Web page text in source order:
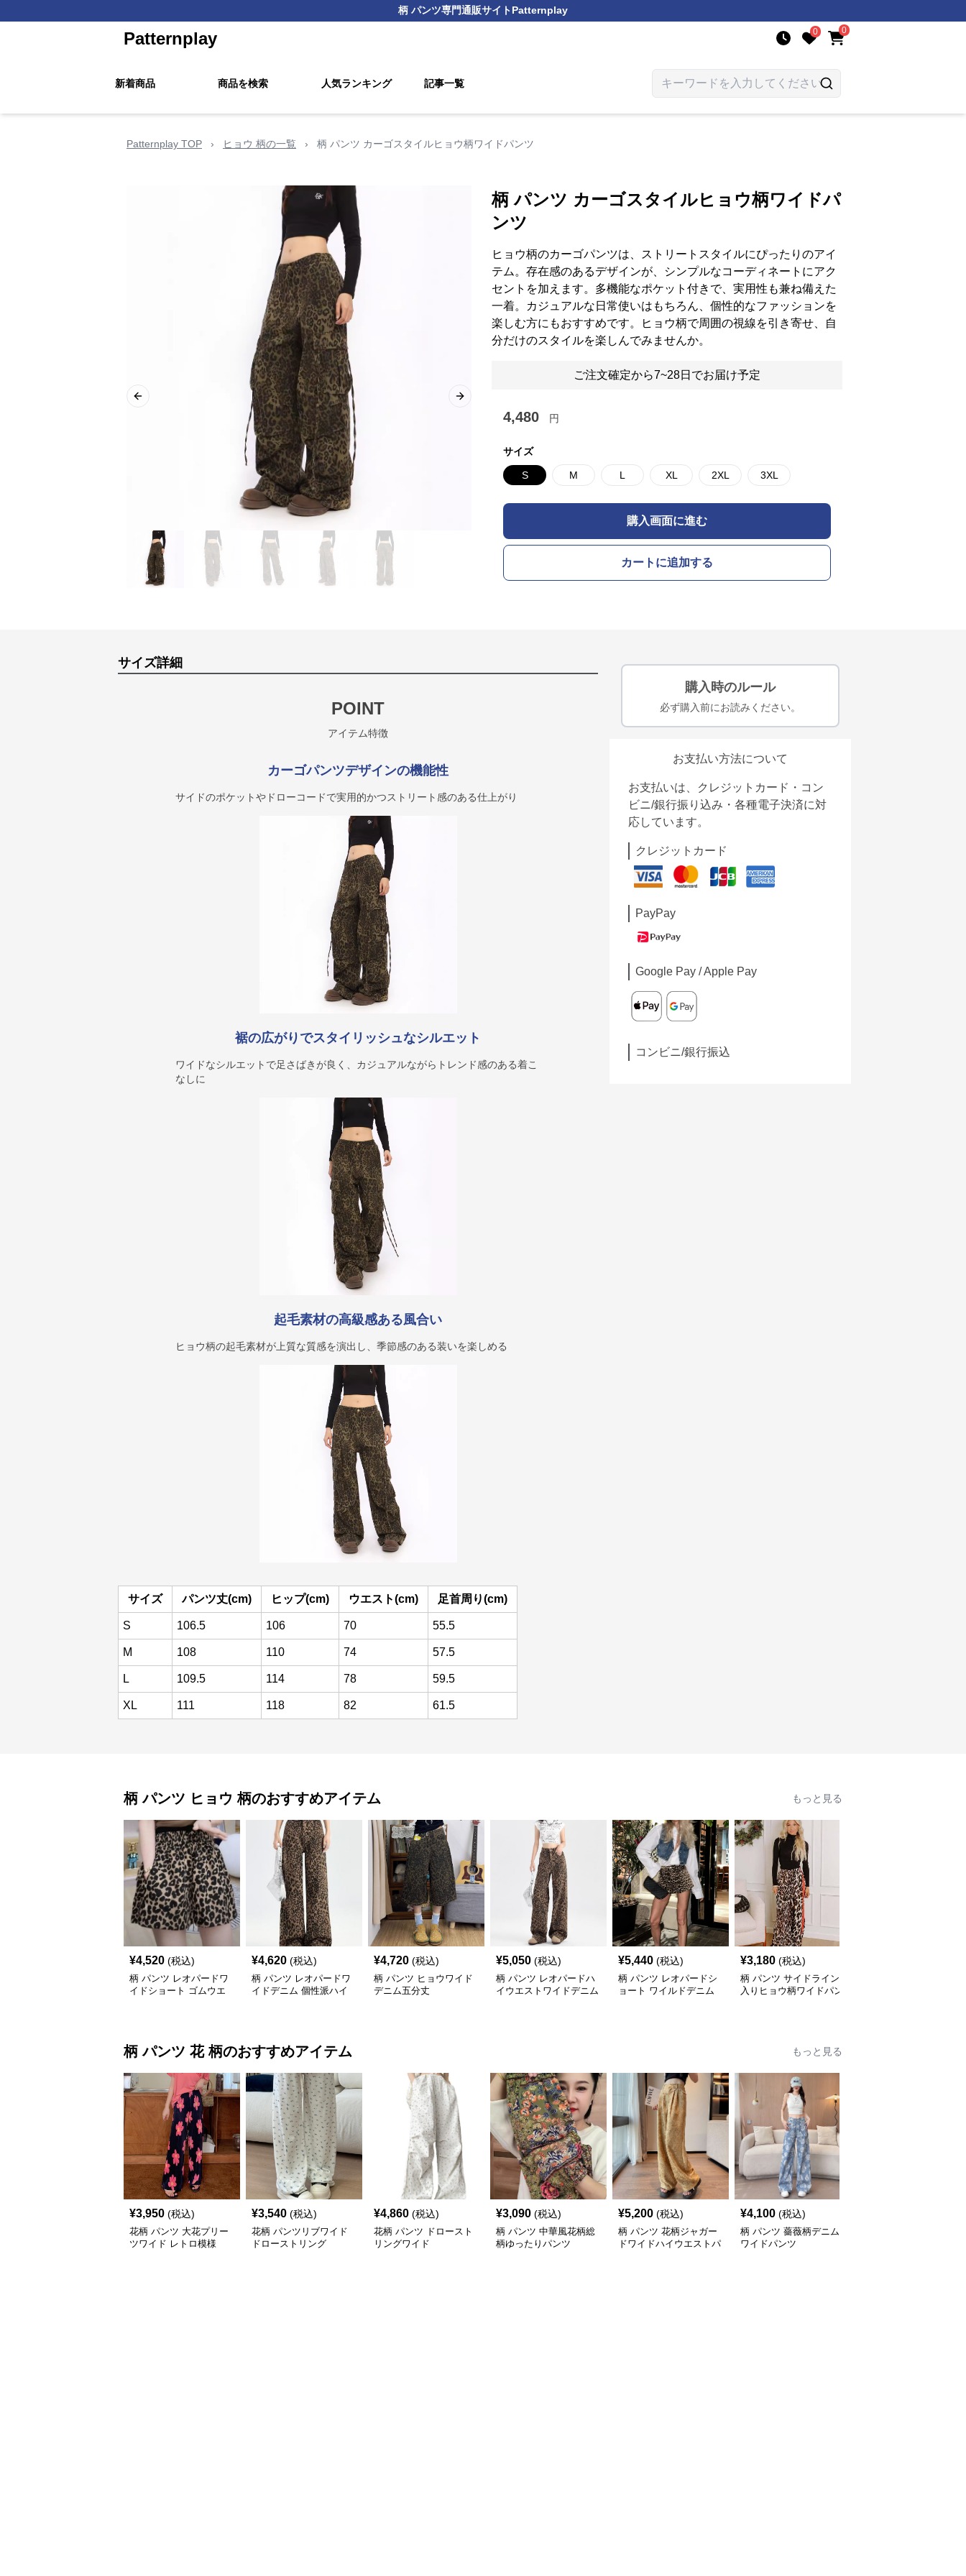
柄 パンツ専門通販サイトPatternplay
Patternplay 0 0
新着商品 商品を検索 人気ランキング 記事一覧
Patternplay TOP › ヒョウ 柄の一覧 › 柄 パンツ カーゴスタイルヒョウ柄ワイドパンツ
Previous slide Next slide
柄 パンツ カーゴスタイルヒョウ柄ワイドパ
ンツ
ヒョウ柄のカーゴパンツは、ストリートスタイルにぴったりのアイ
テム。存在感のあるデザインが、シンプルなコーディネートにアク
セントを加えます。多機能なポケット付きで、実用性も兼ね備えた
一着。カジュアルな日常使いはもちろん、個性的なファッションを
楽しむ方にもおすすめです。ヒョウ柄で周囲の視線を引き寄せ、自
分だけのスタイルを楽しんでみませんか。
ご注文確定から7~28日でお届け予定
4,480 円
サイズ
S M L XL 2XL 3XL
購入画面に進む
カートに追加する
サイズ詳細
POINT
アイテム特徴
カーゴパンツデザインの機能性
サイドのポケットやドローコードで実用的かつストリート感のある仕上がり
裾の広がりでスタイリッシュなシルエット
ワイドなシルエットで足さばきが良く、カジュアルながらトレンド感のある着こ
なしに
起毛素材の高級感ある風合い
ヒョウ柄の起毛素材が上質な質感を演出し、季節感のある装いを楽しめる
サイズ パンツ丈(cm) ヒップ(cm) ウエスト(cm) 足首周り(cm)
S 106.5 106 70 55.5
M 108 110 74 57.5
L 109.5 114 78 59.5
XL 111 118 82 61.5
購入時のルール
必ず購入前にお読みください。
お支払い方法について
お支払いは、クレジットカード・コン
ビニ/銀行振り込み・各種電子決済に対
応しています。
クレジットカード
PayPay
Google Pay / Apple Pay
コンビニ/銀行振込
柄 パンツ ヒョウ 柄のおすすめアイテム もっと見る
¥4,520 (税込)
柄 パンツ レオパードワ
イドショート ゴムウエ
¥4,620 (税込)
柄 パンツ レオパードワ
イドデニム 個性派ハイ
¥4,720 (税込)
柄 パンツ ヒョウワイド
デニム五分丈
¥5,050 (税込)
柄 パンツ レオパードハ
イウエストワイドデニム
¥5,440 (税込)
柄 パンツ レオパードシ
ョート ワイルドデニム
¥3,180 (税込)
柄 パンツ サイドライン
入りヒョウ柄ワイドパン
柄 パンツ 花 柄のおすすめアイテム もっと見る
¥3,950 (税込)
花柄 パンツ 大花プリー
ツワイド レトロ模様
¥3,540 (税込)
花柄 パンツリブワイド
ドローストリング
¥4,860 (税込)
花柄 パンツ ドロースト
リングワイド
¥3,090 (税込)
柄 パンツ 中華風花柄総
柄ゆったりパンツ
¥5,200 (税込)
柄 パンツ 花柄ジャガー
ドワイドハイウエストパ
¥4,100 (税込)
柄 パンツ 薔薇柄デニム
ワイドパンツ